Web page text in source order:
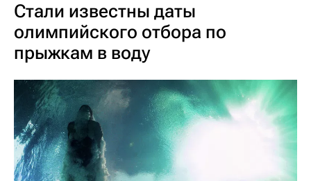
Стали известны даты
олимпийского отбора по
прыжкам в воду